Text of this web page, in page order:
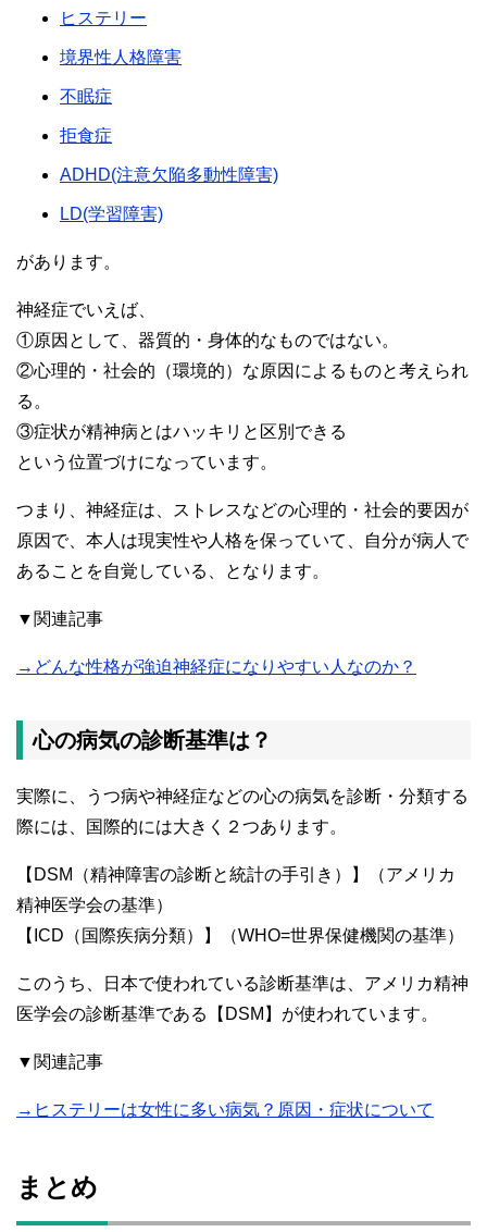
ヒステリー
境界性人格障害
不眠症
拒食症
ADHD(注意欠陥多動性障害)
LD(学習障害)
があります。
神経症でいえば、
①原因として、器質的・身体的なものではない。
②心理的・社会的（環境的）な原因によるものと考えられ
る。
③症状が精神病とはハッキリと区別できる
という位置づけになっています。
つまり、神経症は、ストレスなどの心理的・社会的要因が
原因で、本人は現実性や人格を保っていて、自分が病人で
あることを自覚している、となります。
▼関連記事
→どんな性格が強迫神経症になりやすい人なのか？
心の病気の診断基準は？
実際に、うつ病や神経症などの心の病気を診断・分類する
際には、国際的には大きく２つあります。
【DSM（精神障害の診断と統計の手引き）】（アメリカ
精神医学会の基準）
【ICD（国際疾病分類）】（WHO=世界保健機関の基準）
このうち、日本で使われている診断基準は、アメリカ精神
医学会の診断基準である【DSM】が使われています。
▼関連記事
→ヒステリーは女性に多い病気？原因・症状について
まとめ